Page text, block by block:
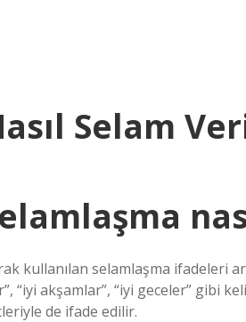
Selam
kullanılan selamlaşma ifadeleri
“iyi akşamlar”, “iyi geceler” gibi
de ifade edilir.